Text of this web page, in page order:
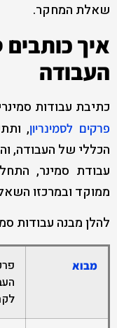
שאלת המחקר.
איך כותבים
העבודה
כתיבת עבודות
פרקים לסמינריון,
הכללי של העבודה,
עבודת סמינר,
ממוקד ובמרכזו
להלן מבנה עבודות
מבוא